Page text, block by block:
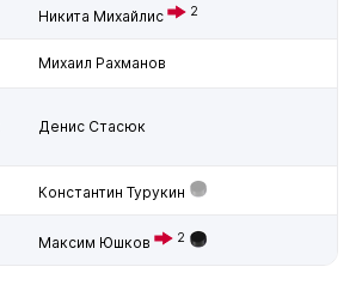
Никита Михайлис 2
Михаил Рахманов
Денис Стасюк
Константин Турукин
Максим Юшков 2